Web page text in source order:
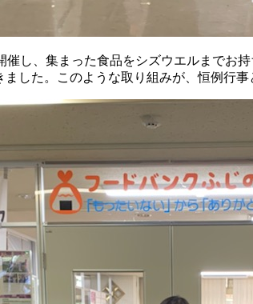
し、集まった食品をシズウエルまでお
した。このような取り組みが、恒例行